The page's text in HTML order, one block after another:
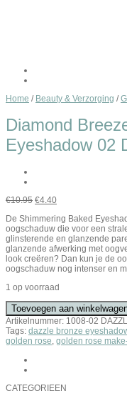
Home / Beauty & Verzorging /
Diamond
Eyeshadow 02
€10.95 Oorspronkelijke
was:
€10.95.
€4.40Huidige
is:
€4.40.
De Shimmering Baked
oogschaduw die voor een
glinsterende en glanzende
glanzende afwerking met
look creëren? Dan kun je de
oogschaduw nog intenser en
1 op voorraad
Toevoegen aan
Artikelnummer: 1008-02
Tags: dazzle bronze
golden rose, golden rose
CATEGORIEEN